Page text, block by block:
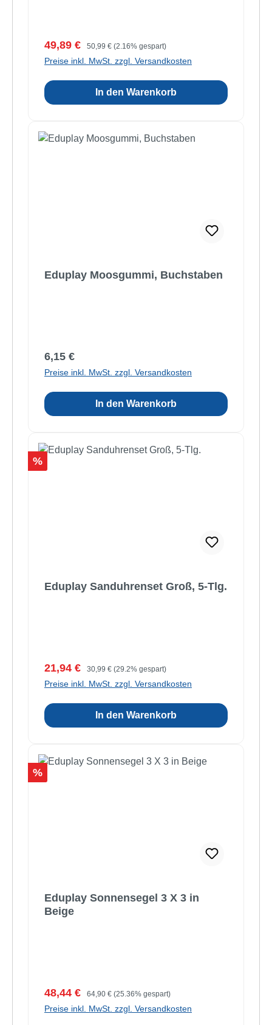
Verkaufspreis:
49,89 € Regulärer Preis:
50,99 € (2.16% gespart)
Preise inkl. MwSt. zzgl. Versandkosten
In den Warenkorb
Eduplay Moosgummi, Buchstaben
Regulärer Preis:
6,15 €
Preise inkl. MwSt. zzgl. Versandkosten
In den Warenkorb
Rabatt
%
Eduplay Sanduhrenset Groß, 5-Tlg.
Verkaufspreis:
21,94 € Regulärer Preis:
30,99 € (29.2% gespart)
Preise inkl. MwSt. zzgl. Versandkosten
In den Warenkorb
Rabatt
%
Eduplay Sonnensegel 3 X 3 in
Beige
Verkaufspreis:
48,44 € Regulärer Preis:
64,90 € (25.36% gespart)
Preise inkl. MwSt. zzgl. Versandkosten